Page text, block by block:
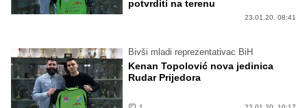
potvrditi na terenu
23.01.20. 08:41
Bivši mladi reprezentativac BiH
Kenan Topolović nova jedinica
Rudar Prijedora